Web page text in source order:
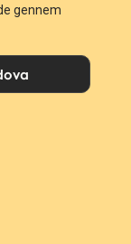
gennem